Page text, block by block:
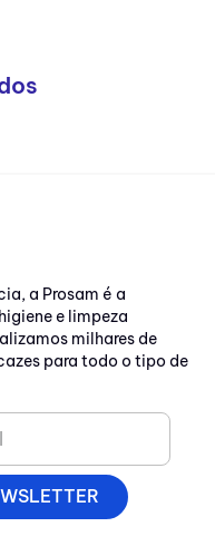
a Prosam é a
e limpeza
milhares de
para todo o tipo de